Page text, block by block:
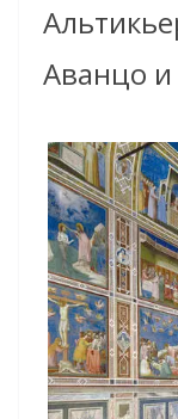
Аванцо и